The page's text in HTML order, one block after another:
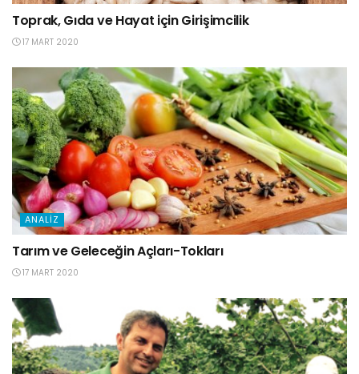
Toprak, Gıda ve Hayat için Girişimcilik
17 MART 2020
ANALIZ
Tarım ve Geleceğin Açları-Tokları
17 MART 2020